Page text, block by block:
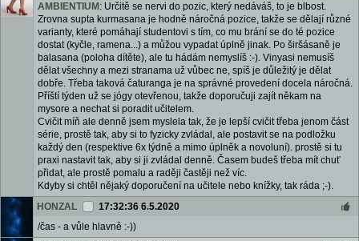
AMBIENTIUM : Určitě se nervi do pozic, který nedáváš, to je blbost.
Zrovna supta kurmasana je hodně náročná pozice, takže se dělají různé
varianty, které pomáhají studentovi s tím, co mu brání se do té pozice
dostat (kyčle, ramena...) a můžou vypadat úplně jinak. Po širšásaně je
balasana (poloha dítěte), ale tu hádám nemyslíš :-). Vinyasi nemusíš
dělat všechny a mezi stranama už vůbec ne, spíš je důležitý je dělat
dobře. Třeba taková čaturanga je na správné provedení docela náročná.
Příští týden už se jógy otevřenou, takže doporučuji zajít někam na
mysore a nechat si poradit učitelem.
Cvičit míň ale denně jsem myslela tak, že je lepší cvičit třeba jenom část
série, prostě tak, aby si to fyzicky zvládal, ale postavit se na podložku
každý den (respektive 6x týdně a mimo úplněk a novoluní). prostě si tu
praxi nastavit tak, aby si ji zvládal denně. Časem budeš třeba mít chuť
přidat, ale prostě pomalu a raději častěji než víc.
Kdyby si chtěl nějaký doporučení na učitele nebo knížky, tak ráda ;-).
HONZAL
17:32:36 6.5.2020
/čas - a vůle hlavně :-))